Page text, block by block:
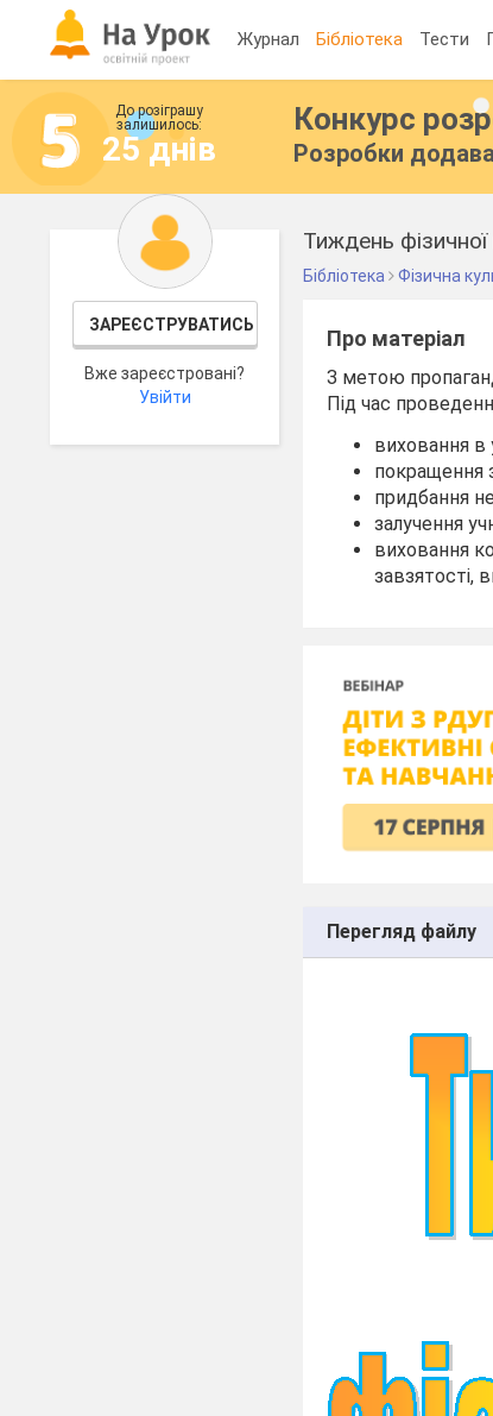
Журнал Бібліотека Тести
До розіграшу
залишилось:
25 днів
Конкурс
Розробки
ЗАРЕЄСТРУВАТИСЬ
Вже зареєстровані?
Увійти
Тиждень
Бібліотека Фізична
Про матеріал
З метою
Під час
виховання в
покращення
придбання
залучення
виховання
завзятості,
Перегляд файлу